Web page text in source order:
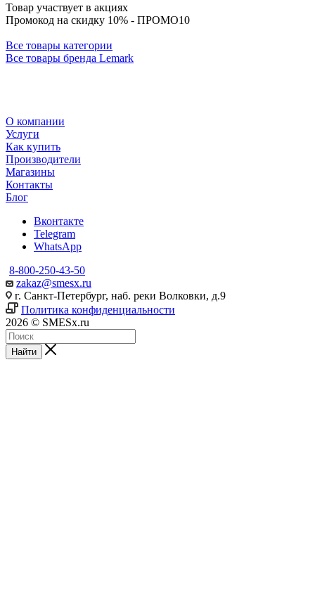
Товар участвует в акциях
Промокод на скидку 10% - ПРОМО10
Все товары категории
Все товары бренда Lemark
О компании
Услуги
Как купить
Производители
Магазины
Контакты
Блог
Вконтакте
Telegram
WhatsApp
8-800-250-43-50
zakaz@smesx.ru
г. Санкт-Петербург, наб. реки Волковки, д.9
Политика конфиденциальности
2026 © SMESx.ru
Найти